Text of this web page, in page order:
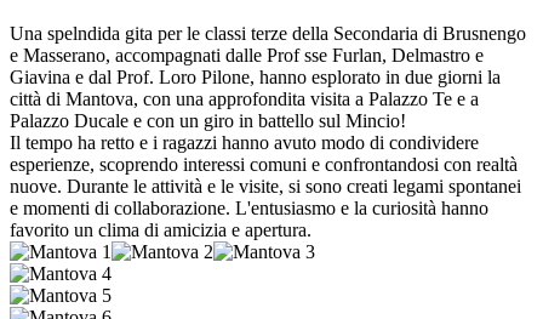
Una spelndida gita per le classi terze della Secondaria di Brusnengo
e Masserano, accompagnati dalle Prof sse Furlan, Delmastro e
Giavina e dal Prof. Loro Pilone, hanno esplorato in due giorni la
città di Mantova, con una approfondita visita a Palazzo Te e a
Palazzo Ducale e con un giro in battello sul Mincio!
Il tempo ha retto e i ragazzi hanno avuto modo di condividere
esperienze, scoprendo interessi comuni e confrontandosi con realtà
nuove. Durante le attività e le visite, si sono creati legami spontanei
e momenti di collaborazione. L'entusiasmo e la curiosità hanno
favorito un clima di amicizia e apertura.